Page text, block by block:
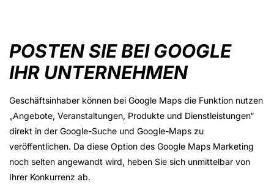
POSTEN SIE BEI GOOGLE
IHR UNTERNEHMEN
Geschäftsinhaber können bei Google Maps die Funktion nutzen
„Angebote, Veranstaltungen, Produkte und Dienstleistungen“
direkt in der Google-Suche und Google-Maps zu
veröffentlichen. Da diese Option des Google Maps Marketing
noch selten angewandt wird, heben Sie sich unmittelbar von
Ihrer Konkurrenz ab.